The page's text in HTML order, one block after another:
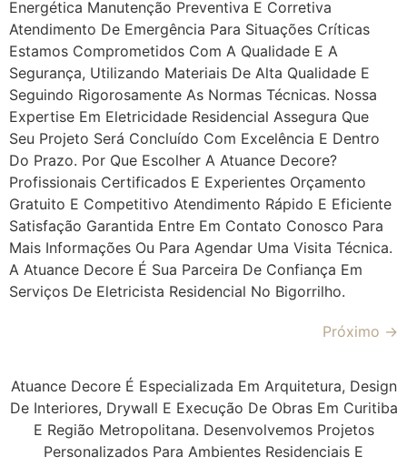
Energética Manutenção Preventiva E Corretiva
Atendimento De Emergência Para Situações Críticas
Estamos Comprometidos Com A Qualidade E A
Segurança, Utilizando Materiais De Alta Qualidade E
Seguindo Rigorosamente As Normas Técnicas. Nossa
Expertise Em Eletricidade Residencial Assegura Que
Seu Projeto Será Concluído Com Excelência E Dentro
Do Prazo. Por Que Escolher A Atuance Decore?
Profissionais Certificados E Experientes Orçamento
Gratuito E Competitivo Atendimento Rápido E Eficiente
Satisfação Garantida Entre Em Contato Conosco Para
Mais Informações Ou Para Agendar Uma Visita Técnica.
A Atuance Decore É Sua Parceira De Confiança Em
Serviços De Eletricista Residencial No Bigorrilho.
Próximo →
Atuance Decore É Especializada Em Arquitetura, Design
De Interiores, Drywall E Execução De Obras Em Curitiba
E Região Metropolitana. Desenvolvemos Projetos
Personalizados Para Ambientes Residenciais E